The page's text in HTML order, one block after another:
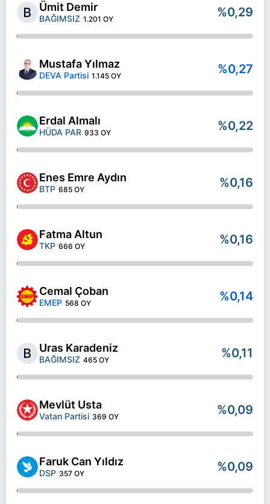
Ümit Demir
BAĞIMSIZ 1.201 OY %0,29
Mustafa Yılmaz
DEVA Partisi 1.145 OY %0,27
Erdal Almalı
HÜDA PAR 933 OY %0,22
Enes Emre Aydın
BTP 685 OY %0,16
Fatma Altun
TKP 666 OY %0,16
Cemal Çoban
EMEP 568 OY %0,14
Uras Karadeniz
BAĞIMSIZ 465 OY %0,11
Mevlüt Usta
Vatan Partisi 369 OY %0,09
Faruk Can Yıldız
DSP 357 OY %0,09